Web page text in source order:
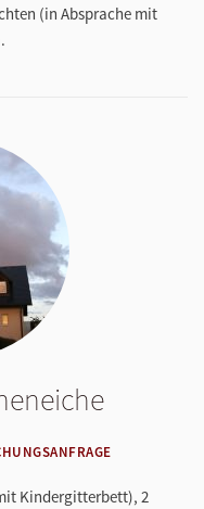
(in Absprache mit
Kindergitterbett), 2